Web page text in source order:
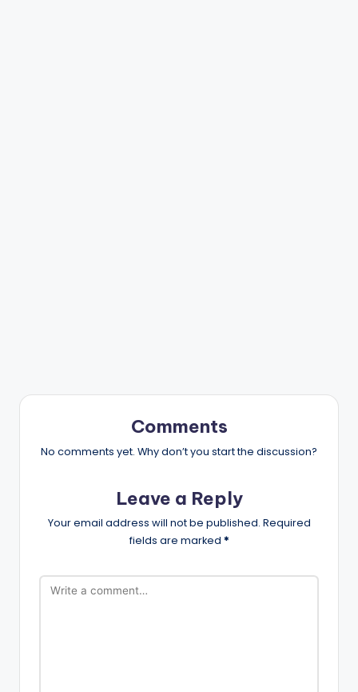
Comments
No comments yet. Why don’t you start the discussion?
Leave a Reply
Your email address will not be published. Required
fields are marked *